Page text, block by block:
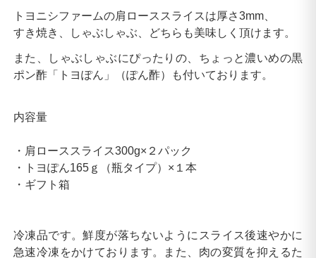
トヨニシファームの肩ローススライスは厚さ3mm、
すき焼き、しゃぶしゃぶ、どちらも美味しく頂けます。
また、しゃぶしゃぶにぴったりの、ちょっと濃いめの黒
ポン酢「トヨぽん」（ぽん酢）も付いております。
内容量
・肩ローススライス300g×２パック
・トヨぽん165ｇ（瓶タイプ）×１本
・ギフト箱
冷凍品です。鮮度が落ちないようにスライス後速やかに
急速冷凍をかけております。また、肉の変質を抑えるた